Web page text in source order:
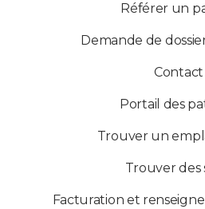
Référer un
Demande de
Contact
Portail des
Trouver un
Trouver des
Facturation et